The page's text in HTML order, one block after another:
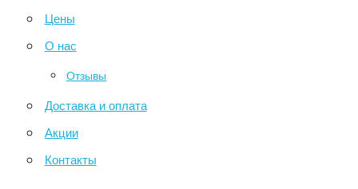
Цены
О нас
Отзывы
Доставка и оплата
Акции
Контакты